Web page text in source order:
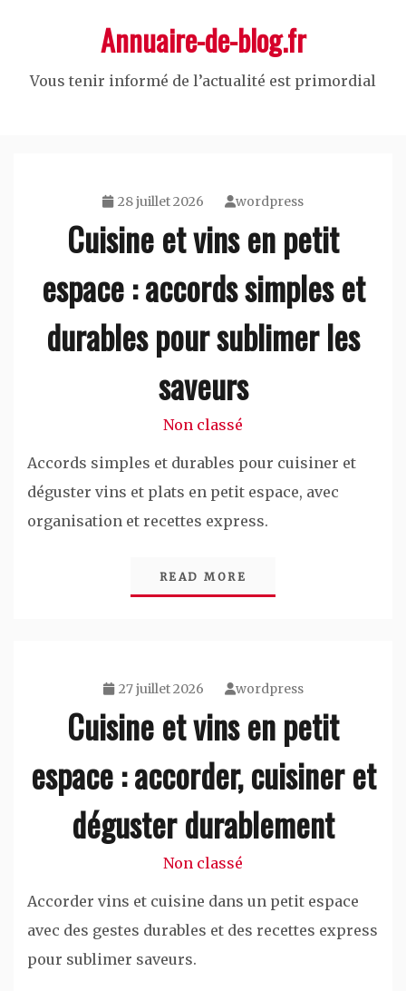
content
Annuaire-de-blog.fr
Vous tenir informé de l’actualité est primordial
28 juillet 2026 wordpress
Cuisine et vins en petit
espace : accords simples et
durables pour sublimer les
saveurs
Non classé
Accords simples et durables pour cuisiner et
déguster vins et plats en petit espace, avec
organisation et recettes express.
READ MORE
27 juillet 2026 wordpress
Cuisine et vins en petit
espace : accorder, cuisiner et
déguster durablement
Non classé
Accorder vins et cuisine dans un petit espace
avec des gestes durables et des recettes express
pour sublimer saveurs.